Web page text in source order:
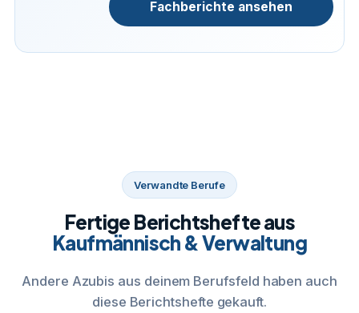
Fachberichte ansehen
Verwandte Berufe
Fertige Berichtshefte aus
Kaufmännisch & Verwaltung
Andere Azubis aus deinem Berufsfeld haben auch
diese Berichtshefte gekauft.